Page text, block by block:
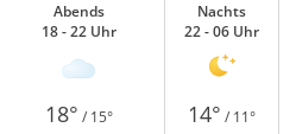
Abends
18 - 22 Uhr
Nachts
22 - 06 Uhr
18° / 15° 14° / 11°